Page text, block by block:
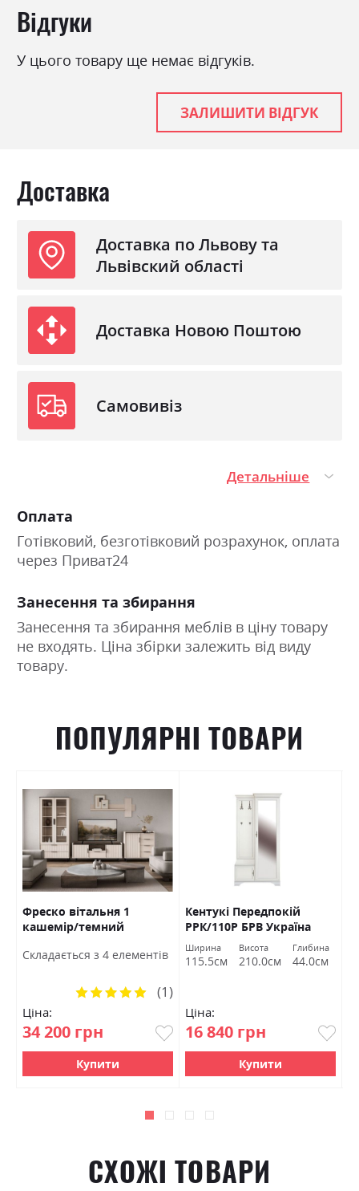
Колір матеріалу
Стиль
Відгуки
У цього товару ще немає відгуків.
ЗАЛИШИТИ ВІДГУК
Доставка
Доставка по Львову та
Львівский області
Доставка Новою Поштою
Самовивіз
Детальніше
Оплата
Готівковий, безготівковий розрахунок, оплата
через Приват24
Занесення та збирання
Занесення та збирання меблів в ціну товару
не входять. Ціна збірки залежить від виду
товару.
ПОПУЛЯРНІ ТОВАРИ
Фреско вітальня 1
кашемір/темний
Cкладається з 4 елементів
Ціна:
34 200 грн
Рейтинг:
(1)
Купити
Кентукі Передпокій
РРК/110Р БРВ Україна
Ширина
115.5см
Висота
210.0см
Глибина
44.0см
Ціна:
16 840 грн
Купити
СХОЖІ ТОВАРИ